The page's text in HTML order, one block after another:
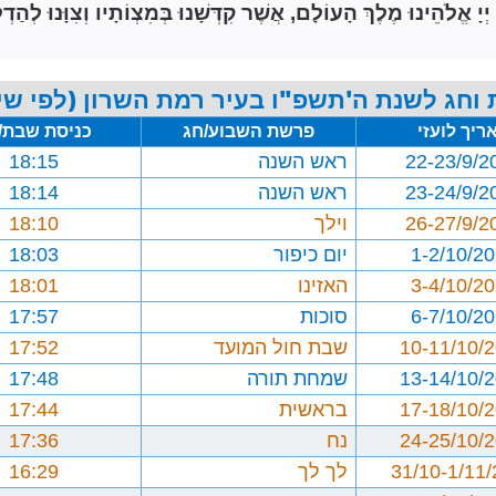
אֱלֹהֵינוּ מֶלֶךְ הָעוֹלָם, אֲשֶׁר קִדְּשָׁנוּ בְּמִצְוֹתָיו וְצִוָּנוּ
וחג לשנת ה'תשפ"ו בעיר רמת השרון (לפי
לועזי פרשת השבוע/חג כניסת
22-23/9/ ראש השנה
18:15
23-24/9/
ראש השנה
18:14
26-27/9/
וילך
18:10
1-2/10/
יום כיפור
18:03
3-4/10/
האזינו
18:01
6-7/10/
סוכות
17:57
10-11/10/
שבת חול המועד
17:52
13-14/10/
שמחת תורה
17:48
17-18/10/
בראשית
17:44
24-25/10/
נח
17:36
31/10-1/11/
לך לך
16:29